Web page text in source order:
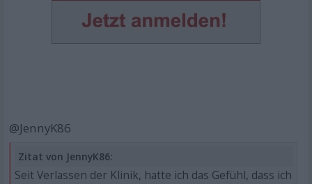
@JennyK86
Zitat von JennyK86:
Seit Verlassen der Klinik, hatte ich das Gefühl, dass ich